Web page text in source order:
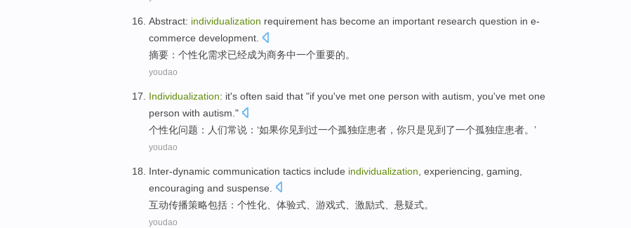
Abstract: individualization requirement has become an important research question in e-
commerce development
摘要 ： 个性化需求已经成为商务中一个重要的。
youdao
Individualization: it's often said that "if you've met one person with autism , you've met one
person with autism."
个性化问题 ： 人们常说 ：‘如果你见到过一个孤独症患者，你只是 见到了一个孤独症患者。’
youdao
Inter-dynamic communication tactics include individualization experiencing gaming
encouraging and suspense
互动传播策略包括 ： 个性化 体验式 游戏式、激励式、 悬疑式。
youdao